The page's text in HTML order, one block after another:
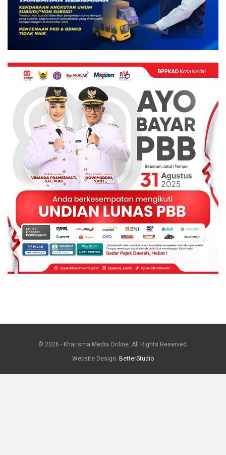
© 2026 - Kharisma Media Online. All Rights Reserved.
Website Design: BetterStudio